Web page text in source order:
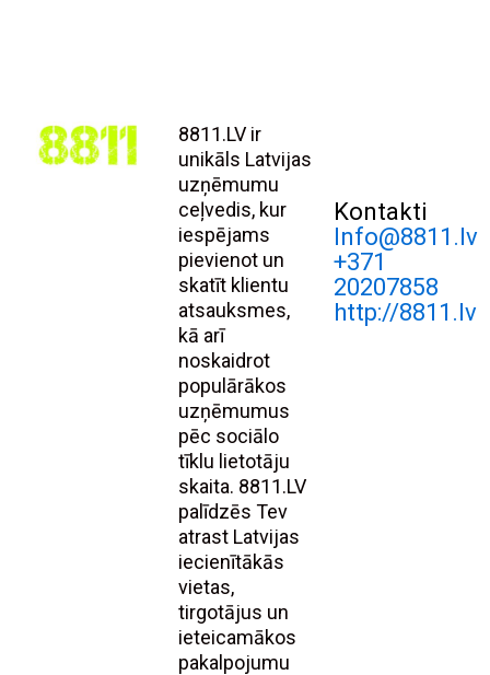
8811.LV ir
unikāls Latvijas
uzņēmumu
ceļvedis, kur
iespējams
pievienot un
skatīt klientu
atsauksmes,
kā arī
noskaidrot
populārākos
uzņēmumus
pēc sociālo
tīklu lietotāju
skaita. 8811.LV
palīdzēs Tev
atrast Latvijas
iecienītākās
vietas,
tirgotājus un
ieteicamākos
pakalpojumu
Kontakti
Info@8811.lv
+371
20207858
http://8811.lv